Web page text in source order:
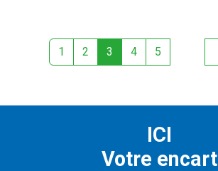
1 2 3 4 5
ICI
Votre encart